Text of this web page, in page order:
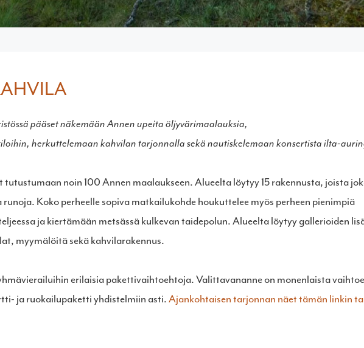
pääset näkemään Annen upeita öljyvärimaalauksia,
herkuttelemaan kahvilan tarjonnalla sekä nautiskelemaan konsertista ilta-
tutustumaan noin 100 Annen maalaukseen. Alueelta löytyy 15 rakennusta, joista
runoja. Koko perheelle sopiva matkailukohde houkuttelee myös perheen pienimpiä
ja kiertämään metsässä kulkevan taidepolun. Alueelta löytyy gallerioiden
myymälöitä sekä kahvilarakennus.
erilaisia pakettivaihtoehtoja. Valittavananne on monenlaista
ja ruokailupaketti yhdistelmiin asti.Ajankohtaisen tarjonnan näet tämän linkin